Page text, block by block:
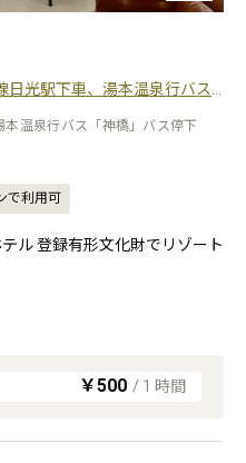
湯本温泉行バス「神橋」バス停下車、徒歩3分
温泉行バス「神橋」バス停下
で利用可
ル 登録有形文化財でリゾート
￥500 / 1 時間